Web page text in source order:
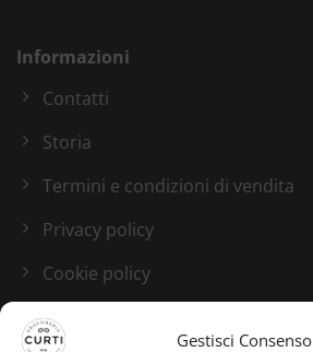
Gestisci Consenso
Informazioni
Contatti
Storia
Termini e condizioni di vendita
Privacy policy
Cookie policy
Blog